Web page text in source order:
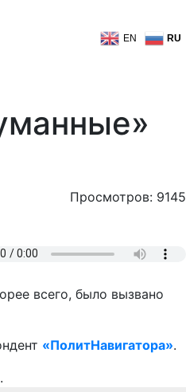
EN RU
Просмотров: 9145
всего, было вызвано
«ПолитНавигатора».